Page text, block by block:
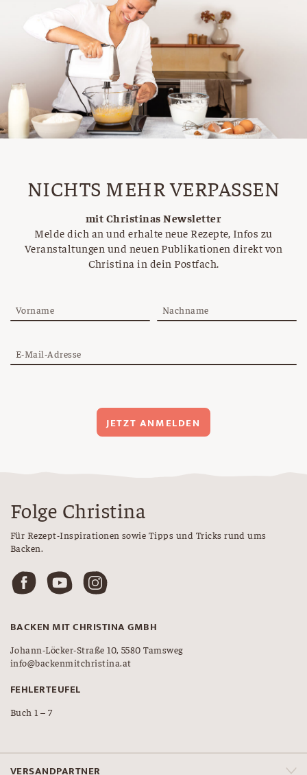
NICHTS MEHR VERPASSEN
mit Christinas Newsletter
Melde dich an und erhalte neue Rezepte, Infos zu
Veranstaltungen und neuen Publikationen direkt von
Christina in dein Postfach.
Vorname Nachname
E-Mail-Adresse
JETZT ANMELDEN
Folge Christina
Für Rezept-Inspirationen sowie Tipps und Tricks rund ums
Backen.
BACKEN MIT CHRISTINA GMBH
Johann-Löcker-Straße 10, 5580 Tamsweg
info@backenmitchristina.at
FEHLERTEUFEL
Buch 1 – 7
VERSANDPARTNER